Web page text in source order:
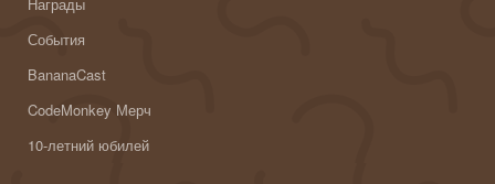
События
BananaCast
CodeMonkey Мерч
10-летний юбилей